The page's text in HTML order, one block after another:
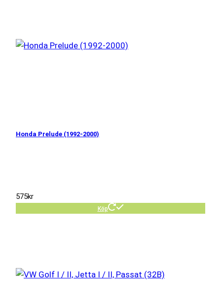
Honda Prelude (1992-2000)
575kr
Köp